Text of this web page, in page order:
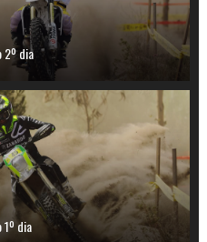
2º dia
1º dia